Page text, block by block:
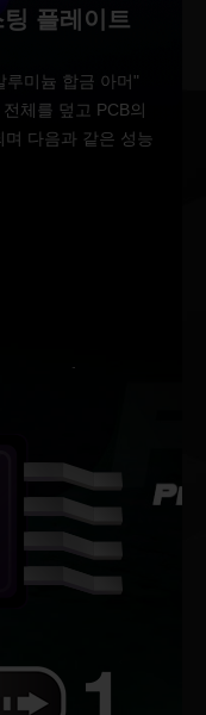
플레이트
루미늄 합금 아머"
체를 덮고 PCB의
며 다음과 같은 성능